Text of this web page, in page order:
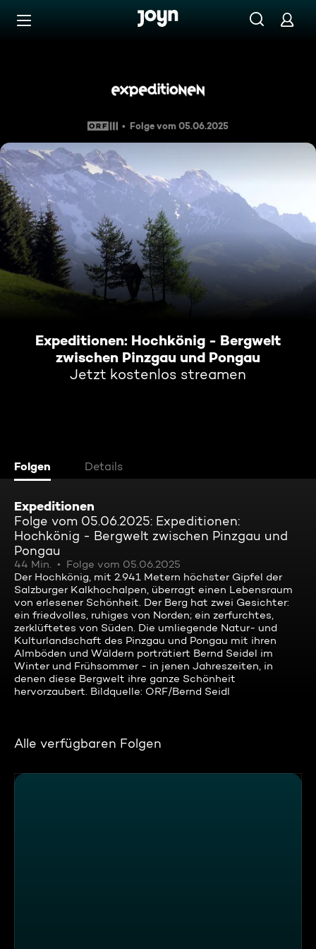
Zum Inhalt springen
Folge vom 05.06.2025
Expeditionen: Hochkönig - Bergwelt
zwischen Pinzgau und Pongau
Jetzt kostenlos streamen
Folgen Details
Expeditionen
Folge vom 05.06.2025: Expeditionen:
Hochkönig - Bergwelt zwischen Pinzgau und
Pongau
44 Min.
Folge vom 05.06.2025
Der Hochkönig, mit 2.941 Metern höchster Gipfel der
Salzburger Kalkhochalpen, überragt einen Lebensraum
von erlesener Schönheit. Der Berg hat zwei Gesichter:
ein friedvolles, ruhiges von Norden; ein zerfurchtes,
zerklüftetes von Süden. Die umliegende Natur- und
Kulturlandschaft des Pinzgau und Pongau mit ihren
Almböden und Wäldern porträtiert Bernd Seidel im
Winter und Frühsommer - in jenen Jahreszeiten, in
denen diese Bergwelt ihre ganze Schönheit
hervorzaubert. Bildquelle: ORF/Bernd Seidl
Alle verfügbaren Folgen